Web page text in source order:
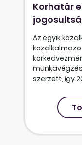
Korhatár
Az egyik
szerzett, így